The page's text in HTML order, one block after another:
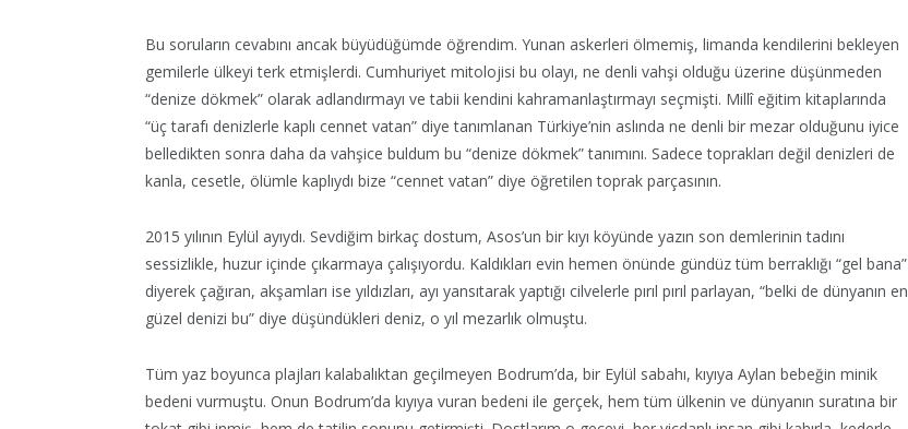
Bu soruların cevabını ancak büyüdüğümde öğrendim. Yunan askerleri ölmemiş, limanda kendilerini bekleyen
gemilerle ülkeyi terk etmişlerdi. Cumhuriyet mitolojisi bu olayı, ne denli vahşi olduğu üzerine düşünmeden
“denize dökmek” olarak adlandırmayı ve tabii kendini kahramanlaştırmayı seçmişti. Millî eğitim kitaplarında
“üç tarafı denizlerle kaplı cennet vatan” diye tanımlanan Türkiye’nin aslında ne denli bir mezar olduğunu iyice
belledikten sonra daha da vahşice buldum bu “denize dökmek” tanımını. Sadece toprakları değil denizleri de
kanla, cesetle, ölümle kaplıydı bize “cennet vatan” diye öğretilen toprak parçasının.
2015 yılının Eylül ayıydı. Sevdiğim birkaç dostum, Asos’un bir kıyı köyünde yazın son demlerinin tadını
sessizlikle, huzur içinde çıkarmaya çalışıyordu. Kaldıkları evin hemen önünde gündüz tüm berraklığı “gel bana”
diyerek çağıran, akşamları ise yıldızları, ayı yansıtarak yaptığı cilvelerle pırıl pırıl parlayan, “belki de dünyanın en
güzel denizi bu” diye düşündükleri deniz, o yıl mezarlık olmuştu.
Tüm yaz boyunca plajları kalabalıktan geçilmeyen Bodrum’da, bir Eylül sabahı, kıyıya Aylan bebeğin minik
bedeni vurmuştu. Onun Bodrum’da kıyıya vuran bedeni ile gerçek, hem tüm ülkenin ve dünyanın suratına bir